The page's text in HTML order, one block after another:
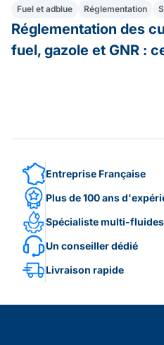
Fuel et adblue Réglementation
Réglementation des
fuel, gazole et GNR :
Entreprise Française
Plus de 100 ans
Spécialiste multi-fluides
Un conseiller dédié
Livraison rapide